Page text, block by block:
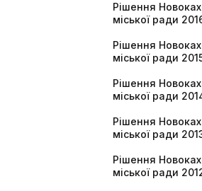
Рішення
міської ради
Рішення
міської ради
Рішення
міської ради
Рішення
міської ради
Рішення
міської ради